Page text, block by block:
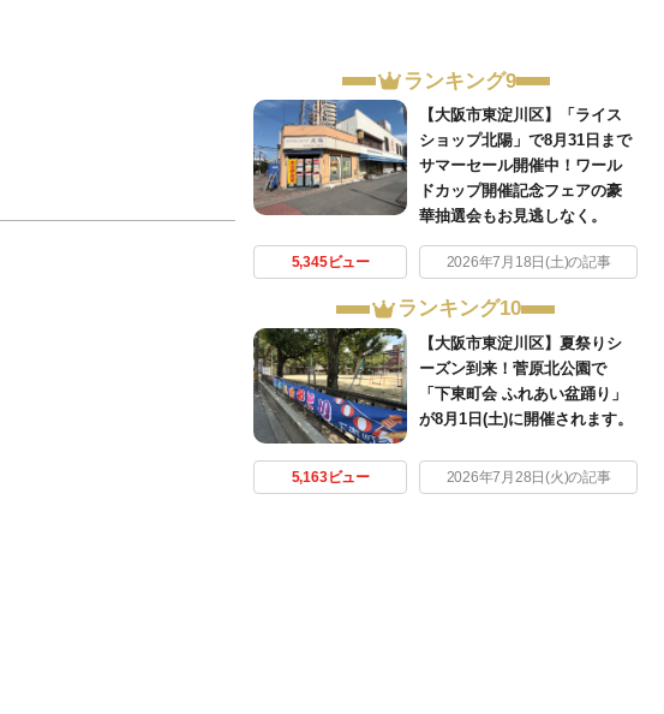
ランキング9
【大阪市東淀川区】「ライス
ショップ北陽」で8月31日まで
サマーセール開催中！ワール
ドカップ開催記念フェアの豪
華抽選会もお見逃しなく。
5,345ビュー 2026年7月18日(土)の記事
ランキング10
【大阪市東淀川区】夏祭りシ
ーズン到来！菅原北公園で
「下東町会 ふれあい盆踊り」
が8月1日(土)に開催されます。
5,163ビュー 2026年7月28日(火)の記事